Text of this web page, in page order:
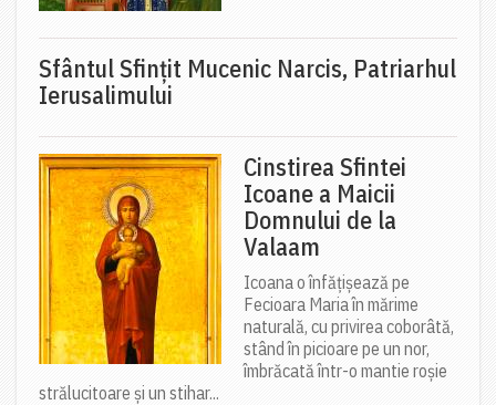
Sfântul Sfinţit Mucenic Narcis, Patriarhul
Ierusalimului
Cinstirea Sfintei
Icoane a Maicii
Domnului de la
Valaam
Icoana o înfățișează pe
Fecioara Maria în mărime
naturală, cu privirea coborâtă,
stând în picioare pe un nor,
îmbrăcată într-o mantie roșie
strălucitoare și un stihar...